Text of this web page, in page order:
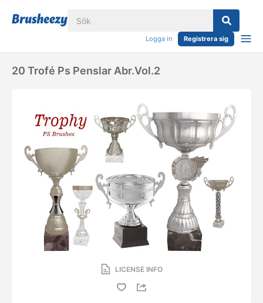
Logga in Registrera sig
20 Trofé Ps Penslar Abr.vol.2
LICENSE INFO